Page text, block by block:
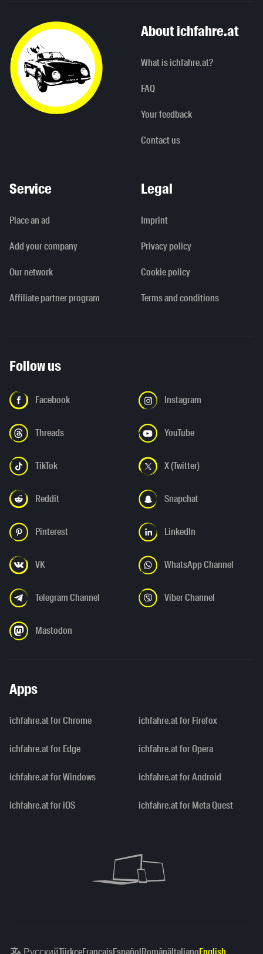
About ichfahre.at
What is ichfahre.at?
FAQ
Your feedback
Contact us
Service
Place an ad
Add your company
Our network
Affiliate partner program
Legal
Imprint
Privacy policy
Cookie policy
Terms and conditions
Follow us
Facebook Instagram
Threads YouTube
TikTok X (Twitter)
Reddit Snapchat
Pinterest LinkedIn
VK WhatsApp Channel
Telegram Channel Viber Channel
Mastodon
Apps
ichfahre.at for Chrome ichfahre.at for Firefox
ichfahre.at for Edge ichfahre.at for Opera
ichfahre.at for Windows ichfahre.at for Android
ichfahre.at for iOS ichfahre.at for Meta Quest